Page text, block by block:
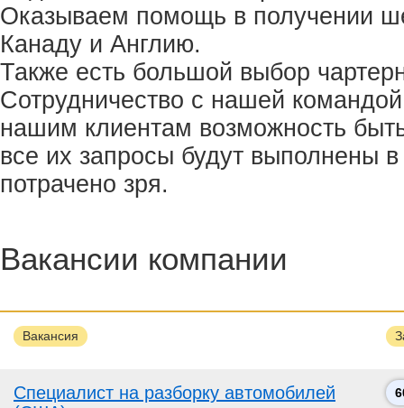
Оказываем помощь в получении
Канаду и Англию.
Также есть большой выбор
Сотрудничество с нашей
нашим клиентам возможность
все их запросы будут выполнены
потрачено зря.
Вакансии компании
Вакансия
Специалист на разборку автомобилей